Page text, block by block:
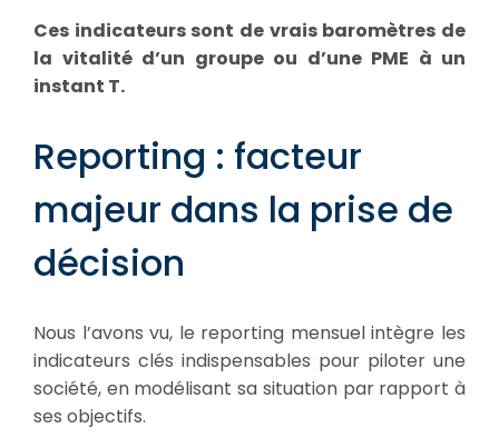
Ces indicateurs sont de vrais baromètres de
la vitalité d’un groupe ou d’une PME à un
instant T.
Reporting : facteur
majeur dans la prise de
décision
Nous l’avons vu, le reporting mensuel intègre les
indicateurs clés indispensables pour piloter une
société, en modélisant sa situation par rapport à
ses objectifs.